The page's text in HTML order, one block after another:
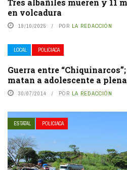
en volcadura
19/10/2025 POR LA REDACCIÓN
LOCAL POLICIACA
Guerra entre
matan a adolescente a
30/07/2014 POR LA REDACCIÓN
ESTATAL POLICIACA